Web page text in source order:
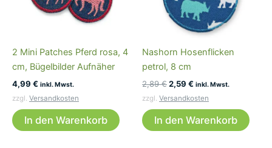
2 Mini Patches Pferd rosa, 4
cm, Bügelbilder Aufnäher
4,99 € inkl. Mwst.
zzgl. Versandkosten
In den Warenkorb
Nashorn Hosenflicken
petrol, 8 cm
2,89€Ursprünglicher
Preis
war:
2,59 € Aktueller
ist:
inkl. Mwst.
zzgl. Versandkosten
In den Warenkorb